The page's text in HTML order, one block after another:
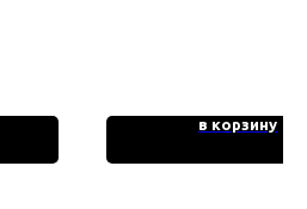
в корзину